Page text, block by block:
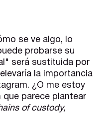
se ve algo, lo
probarse su
será sustituida por
la importancia
¿O me estoy
que parece plantear
of custody,